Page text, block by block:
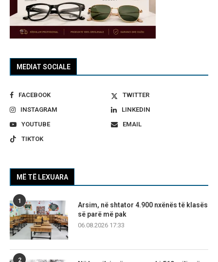
MEDIAT SOCIALE
FACEBOOK
TWITTER
INSTAGRAM
LINKEDIN
YOUTUBE
EMAIL
TIKTOK
MË TË LEXUARA
1
Arsim, në shtator 4.900 nxënës të klasës
së parë më pak
06.08.2026 17:33
2